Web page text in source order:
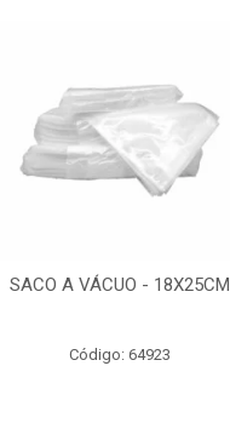
SACO A VÁCUO - 18X25CM
Código: 64923